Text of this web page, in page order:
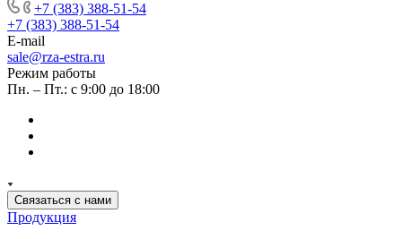
+7 (383) 388-51-54
+7 (383) 388-51-54
E-mail
sale@rza-estra.ru
Режим работы
Пн. – Пт.: с 9:00 до 18:00
Связаться с нами
Продукция